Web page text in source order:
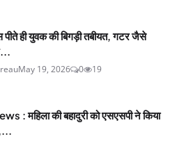
ही युवक की बिगड़ी तबीयत, गटर जैसे
May 19, 2026 0 19
: महिला की बहादुरी को एसएसपी ने किया